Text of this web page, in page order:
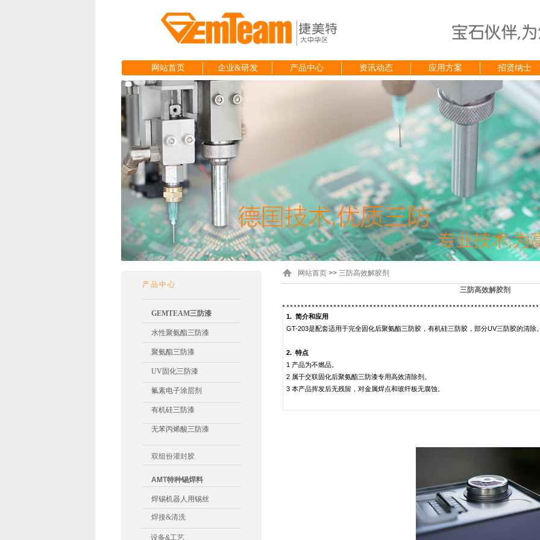
焊接&清洗
设备&工艺
网站首页 企业&研发 产品中心 资讯动态 应用方案 招贤纳士
网站首页 >> 三防高效解胶剂
产品中心
三防高效解胶剂
1. 简介和应用
GT-203是配套适用于完全固化后聚氨酯三防胶，有机硅三防胶，部分UV三防胶的清除
2. 特点
1 产品为不燃品。
2 属于交联固化后聚氨酯三防漆专用高效清除剂。
3 本产品挥发后无残留，对金属焊点和玻纤板无腐蚀。
GEMTEAM三防漆
水性聚氨酯三防漆
聚氨酯三防漆
UV固化三防漆
氟素电子涂层剂
有机硅三防漆
无苯丙烯酸三防漆
双组份灌封胶
AMT特种锡焊料
焊锡机器人用锡丝